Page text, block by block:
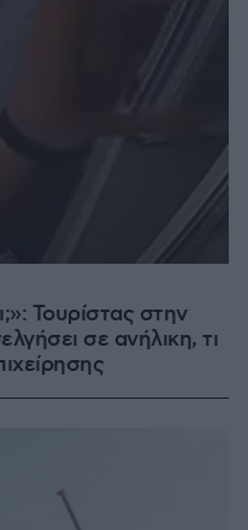
Τουρίστας στην
σε ανήλικη, τι